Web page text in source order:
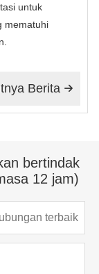
untuk
mematuhi

Berita
bertindak
12 jam)